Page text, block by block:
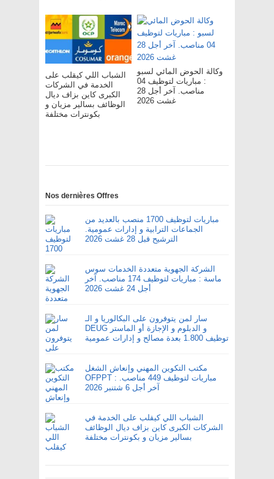
الشباب اللي كيقلب على
الخدمة في الشركات
الكبرى كاين بزاف ديال
الوظائف بسالير مزيان و
بكونترات مختلفة
وكالة الحوض المائي لسبو
: مباريات لتوظيف 04
مناصب. آخر أجل 28
غشت 2026
Nos dernières Offres
مباريات لتوظيف 1700 منصب بالعديد من
الجماعات الترابية و إدارات عمومية.
الترشيح قبل 28 غشت 2026
الشركة الجهوية متعددة الخدمات سوس
ماسة : مباريات لتوظيف 174 مناصب. آخر
أجل 24 غشت 2026
سار لمن يتوفرون على البكالوريا و الـ
DEUG و الدبلوم و الإجازة أو الماستر
توظيف 1.800 بعدة مصالح و إدارات عمومية
مكتب التكوين المهني وإنعاش الشغل
OFPPT : مباريات لتوظيف 449 مناصب.
آخر أجل 6 شتنبر 2026
الشباب اللي كيقلب على الخدمة في
الشركات الكبرى كاين بزاف ديال الوظائف
بسالير مزيان و بكونترات مختلفة